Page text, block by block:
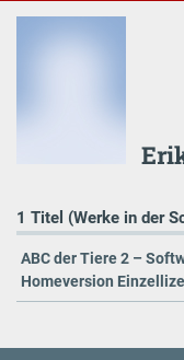
1 Titel (Werke in der
ABC der Tiere 2 –
Homeversion